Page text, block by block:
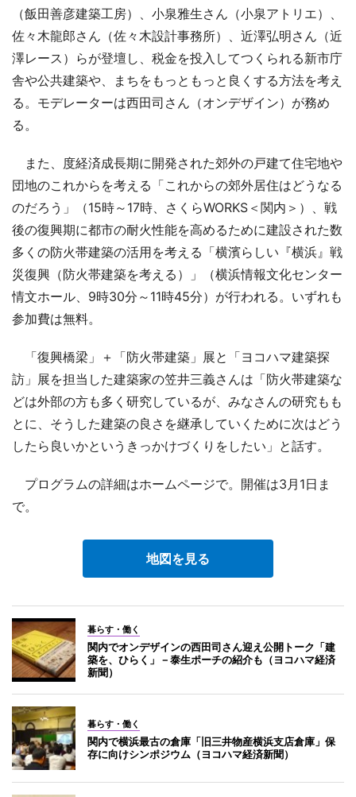
（飯田善彦建築工房）、小泉雅生さん（小泉アトリエ）、
佐々木龍郎さん（佐々木設計事務所）、近澤弘明さん（近
澤レース）らが登壇し、税金を投入してつくられる新市庁
舎や公共建築や、まちをもっともっと良くする方法を考え
る。モデレーターは西田司さん（オンデザイン）が務め
る。
また、度経済成長期に開発された郊外の戸建て住宅地や
団地のこれからを考える「これからの郊外居住はどうなる
のだろう」（15時～17時、さくらWORKS＜関内＞）、戦
後の復興期に都市の耐火性能を高めるために建設された数
多くの防火帯建築の活用を考える「横濱らしい『横浜』戦
災復興（防火帯建築を考える）」（横浜情報文化センター
情文ホール、9時30分～11時45分）が行われる。いずれも
参加費は無料。
「復興橋梁」＋「防火帯建築」展と「ヨコハマ建築探
訪」展を担当した建築家の笠井三義さんは「防火帯建築な
どは外部の方も多く研究しているが、みなさんの研究もも
とに、そうした建築の良さを継承していくために次はどう
したら良いかというきっかけづくりをしたい」と話す。
プログラムの詳細はホームページで。開催は3月1日ま
で。
地図を見る
暮らす・働く
関内でオンデザインの西田司さん迎え公開トーク「建
築を、ひらく」－泰生ポーチの紹介も（ヨコハマ経済
新聞）
暮らす・働く
関内で横浜最古の倉庫「旧三井物産横浜支店倉庫」保
存に向けシンポジウム（ヨコハマ経済新聞）